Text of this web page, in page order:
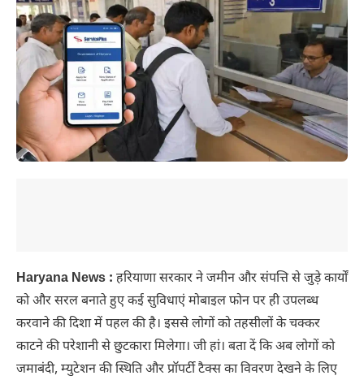
Haryana News : हरियाणा सरकार ने जमीन और संपत्ति से जुड़े कार्यों
को और सरल बनाते हुए कई सुविधाएं मोबाइल फोन पर ही उपलब्ध
करवाने की दिशा में पहल की है। इससे लोगों को तहसीलों के चक्कर
काटने की परेशानी से छुटकारा मिलेगा। जी हां। बता दें कि अब लोगों को
जमाबंदी, म्युटेशन की स्थिति और प्रॉपर्टी टैक्स का विवरण देखने के लिए